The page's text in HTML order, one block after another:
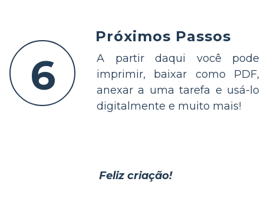
6
Próximos Passos
A partir daqui você pode
imprimir, baixar como PDF,
anexar a uma tarefa e usá-lo
digitalmente e muito mais!
Feliz criação!